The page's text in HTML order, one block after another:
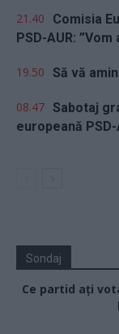
21.40
Comisia
PSD-AUR:
19.50 Să vă
08.47 Sabotaj
europeană
Sondaj
Ce partid ați